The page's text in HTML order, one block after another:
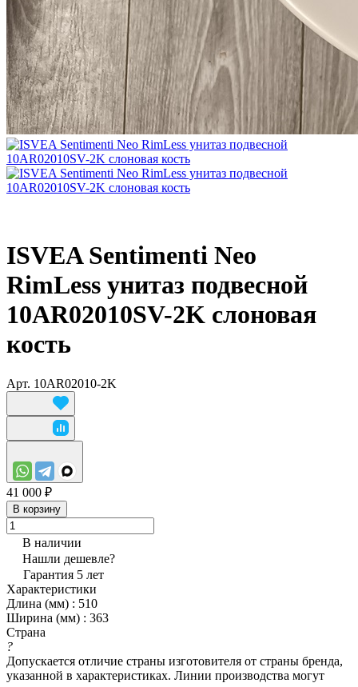
ISVEA Sentimenti Neo
RimLess унитаз подвесной
10AR02010SV-2K слоновая
кость
Арт. 10AR02010-2K
41 000 ₽
В корзину
В наличии
Нашли дешевле?
Гарантия 5 лет
Характеристики
Длина (мм) : 510
Ширина (мм) : 363
Страна
?
Допускается отличие страны изготовителя от страны бренда,
указанной в характеристиках. Линии производства могут